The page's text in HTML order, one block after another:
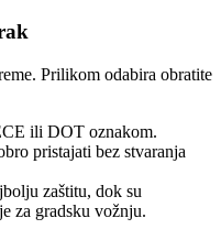
Prilikom odabira obratite
ili DOT oznakom.
pristajati bez stvaranja
zaštitu, dok su
za gradsku vožnju.